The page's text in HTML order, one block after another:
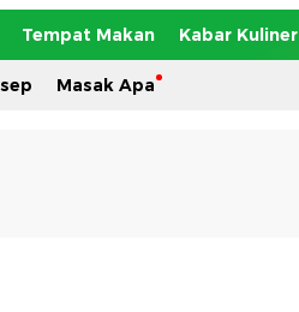
Tempat Makan Kabar Kuliner
Masak Apa